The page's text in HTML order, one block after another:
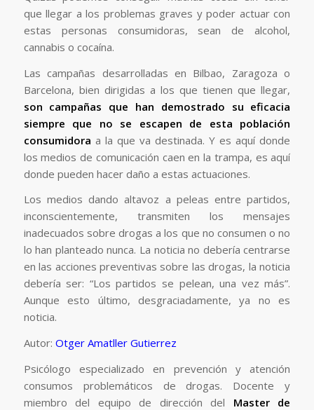
que llegar a los problemas graves y poder actuar con
estas personas consumidoras, sean de alcohol,
cannabis o cocaína.
Las campañas desarrolladas en Bilbao, Zaragoza o
Barcelona, ​​bien dirigidas a los que tienen que llegar,
son campañas que han demostrado su eficacia
siempre que no se escapen de esta población
consumidora a la que va destinada. Y es aquí donde
los medios de comunicación caen en la trampa, es aquí
donde pueden hacer daño a estas actuaciones.
Los medios dando altavoz a peleas entre partidos,
inconscientemente, transmiten los mensajes
inadecuados sobre drogas a los que no consumen o no
lo han planteado nunca. La noticia no debería centrarse
en las acciones preventivas sobre las drogas, la noticia
debería ser: “Los partidos se pelean, una vez más”.
Aunque esto último, desgraciadamente, ya no es
noticia.
Autor: Otger Amatller Gutierrez
Psicólogo especializado en prevención y atención
consumos problemáticos de drogas. Docente y
miembro del equipo de dirección del Master de